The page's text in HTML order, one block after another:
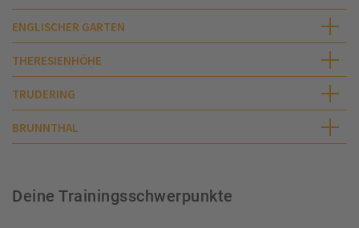
ENGLISCHER GARTEN
THERESIENHÖHE
TRUDERING
BRUNNTHAL
Deine Trainingsschwerpunkte